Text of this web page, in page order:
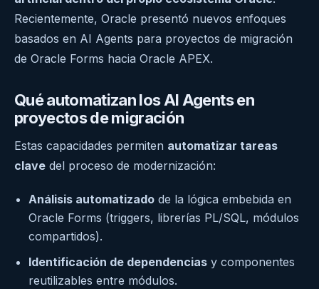
Recientemente, Oracle presentó nuevos enfoques
basados en AI Agents para proyectos de migración
de Oracle Forms hacia Oracle APEX.
Qué automatizan los AI Agents en
proyectos de migración
Estas capacidades permiten automatizar tareas
clave del proceso de modernización:
Análisis automatizado de la lógica embebida en
Oracle Forms (triggers, librerías PL/SQL, módulos
compartidos).
Identificación de dependencias y componentes
reutilizables entre módulos.